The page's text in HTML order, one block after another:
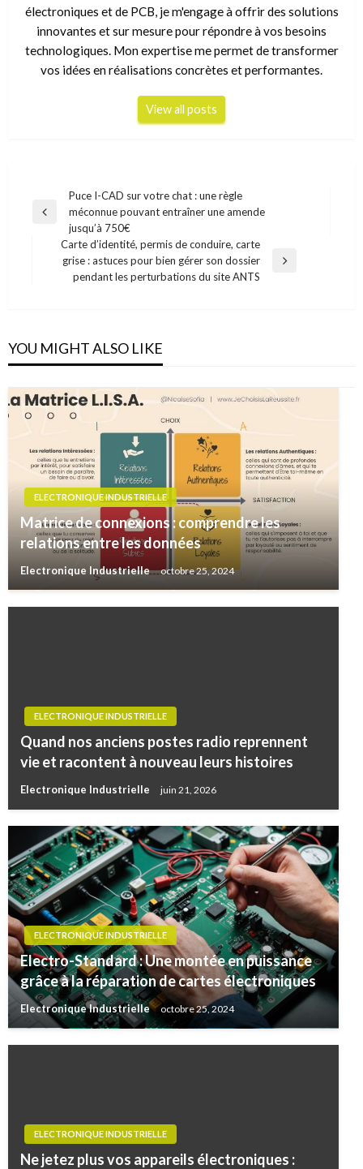
électroniques et de PCB, je m'engage à offrir des solutions
innovantes et sur mesure pour répondre à vos besoins
technologiques. Mon expertise me permet de transformer
vos idées en réalisations concrètes et performantes.
View all posts
Navigation
de
l’article
Previous
Puce I-CAD sur votre chat : une règle
méconnue pouvant entraîner une amende
jusqu’à 750€
Next
Carte d’identité, permis de conduire, carte
grise : astuces pour bien gérer son dossier
pendant les perturbations du site ANTS
YOU MIGHT ALSO LIKE
ELECTRONIQUE INDUSTRIELLE
Matrice de connexions : comprendre les
relations entre les données
Electronique Industrielle octobre 25, 2024
ELECTRONIQUE INDUSTRIELLE
Quand nos anciens postes radio reprennent
vie et racontent à nouveau leurs histoires
Electronique Industrielle juin 21, 2026
ELECTRONIQUE INDUSTRIELLE
Electro-Standard : Une montée en puissance
grâce à la réparation de cartes électroniques
Electronique Industrielle octobre 25, 2024
ELECTRONIQUE INDUSTRIELLE
Ne jetez plus vos appareils électroniques :